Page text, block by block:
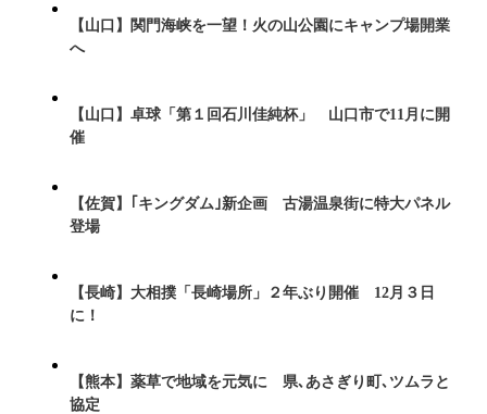
【山口】関門海峡を一望！火の山公園にキャンプ場開業
へ
【山口】卓球「第１回石川佳純杯」 山口市で11月に開
催
【佐賀】｢キングダム｣新企画 古湯温泉街に特大パネル
登場
【長崎】大相撲「長崎場所」２年ぶり開催 12月３日
に！
【熊本】薬草で地域を元気に 県､あさぎり町､ツムラと
協定